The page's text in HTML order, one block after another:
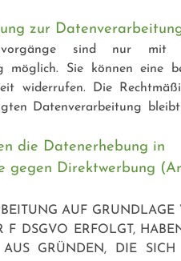
zur
sind nur mit
möglich. Sie können eine
widerrufen. Die
Datenverarbeitung
die Datenerhebung in
gegen Direktwerbung
AUF GRUNDLAGE
F DSGVO ERFOLGT,
AUS GRÜNDEN, DIE SICH